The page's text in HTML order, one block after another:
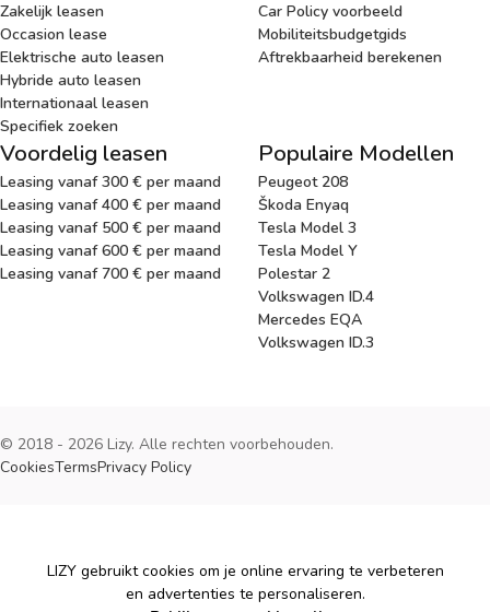
Zakelijk leasen
Occasion lease
Elektrische auto leasen
Hybride auto leasen
Internationaal leasen
Specifiek zoeken
Car Policy voorbeeld
Mobiliteitsbudgetgids
Aftrekbaarheid berekenen
Voordelig leasen
Leasing vanaf 300 € per maand
Leasing vanaf 400 € per maand
Leasing vanaf 500 € per maand
Leasing vanaf 600 € per maand
Leasing vanaf 700 € per maand
Populaire Modellen
Peugeot 208
Škoda Enyaq
Tesla Model 3
Tesla Model Y
Polestar 2
Volkswagen ID.4
Mercedes EQA
Volkswagen ID.3
© 2018 - 2026 Lizy. Alle rechten voorbehouden.
CookiesTermsPrivacy Policy
Cookies
LIZY gebruikt cookies om je online ervaring te verbeteren
en advertenties te personaliseren.